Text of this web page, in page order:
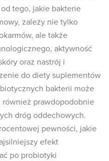
tego, jakie bakterie
zależy nie tylko
ale także
aktywność
oraz nastrój i
do diety suplementów
bakterii może
prawdopodobnie
dróg oddechowych.
pewności, jakie
efekt
po probiotyki